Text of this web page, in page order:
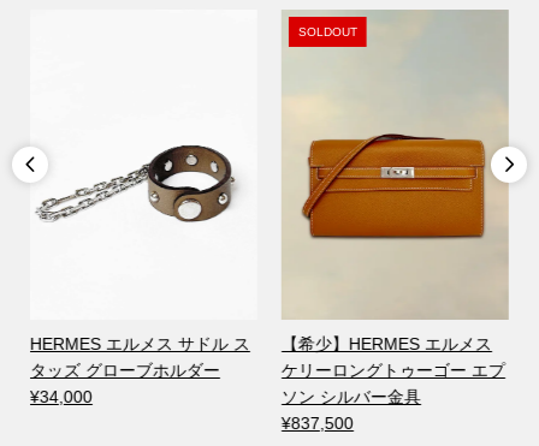

HERMES エルメス サドル ス
タッズ グローブホルダー
¥34,000
SOLDOUT
【希少】HERMES エルメス
ケリーロングトゥーゴー エプ
ソン シルバー金具
¥837,500
